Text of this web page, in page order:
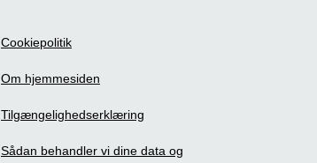
Cookiepolitik
Om hjemmesiden
Tilgængelighedserklæring
Sådan behandler vi dine data og